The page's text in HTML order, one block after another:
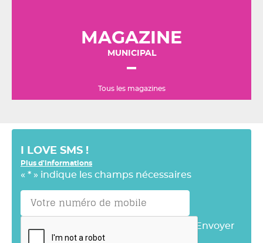
MAGAZINE
MUNICIPAL
Tous les magazines
I LOVE SMS !
Plus d'informations
« * » indique les champs nécessaires
Envoyer